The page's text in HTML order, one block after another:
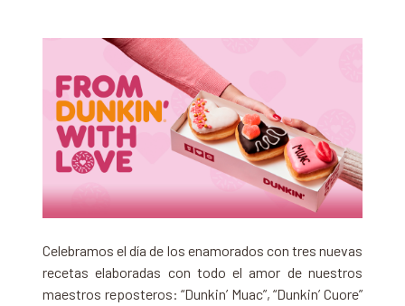
Celebramos el día de los enamorados con tres nuevas
recetas elaboradas con todo el amor de nuestros
maestros reposteros: “Dunkin’ Muac”, “Dunkin’ Cuore”